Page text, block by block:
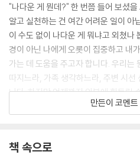
"나다운 게 뭔데?" 한 번쯤 들어 보셨
알고 실천하는 건 여간 어려운 일이 아
이 수도 없이 나다운 게 뭐냐고 외쳤나
경이 아닌 나에게 오롯이 집중하고 내
가는 데 도움을 주고자 합니다. 우리는
따지느라, 가족 생각하느라, 주변 시선
니다. 하지만 언제까지 외부에 휘둘릴
자란 인생이잖아요. 지금부터 라이프
만든이 코멘트
책 속으로